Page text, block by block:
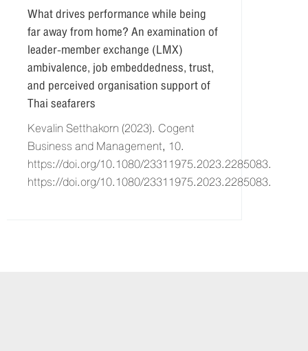
What drives performance while being
far away from home? An examination of
leader-member exchange (LMX)
ambivalence, job embeddedness, trust,
and perceived organisation support of
Thai seafarers
Kevalin Setthakorn (2023). Cogent
Business and Management, 10.
https://doi.org/10.1080/23311975.2023.2285083.
https://doi.org/10.1080/23311975.2023.2285083.